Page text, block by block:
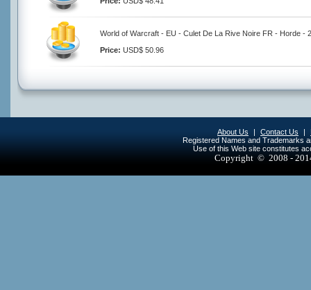
World of Warcraft - EU - Culet De La Rive Noire FR - Horde -
Price: USD$ 50.96
About Us | Contact Us |
Registered Names and Trademarks
Use of this Web site constitutes
Copyright © 2008 -